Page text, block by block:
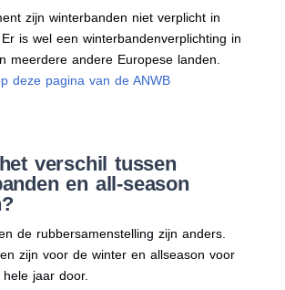
zijn winterbanden niet verplicht in
is wel een winterbandenverplichting in
meerdere andere Europese landen.
deze pagina van de ANWB
verschil tussen
en all-season
de rubbersamenstelling zijn anders.
zijn voor de winter en allseason voor
jaar door.